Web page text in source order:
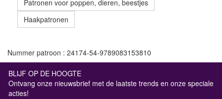
Patronen voor poppen, dieren, beestjes
Haakpatronen
Nummer patroon : 24174-54-9789083153810
BLIJF OP DE HOOGTE
Ontvang onze nieuwsbrief met de laatste trends en onze speciale
acties!